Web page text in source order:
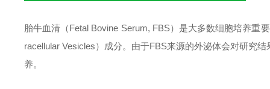
胎牛血清（Fetal Bovine Serum, FBS）是大多数细胞培养重
racellular Vesicles）成分。由于FBS来源的外泌体会对研究
养。